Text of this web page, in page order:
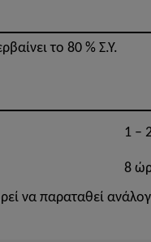
το 80 % Σ.Υ.
1 –
8
να παραταθεί